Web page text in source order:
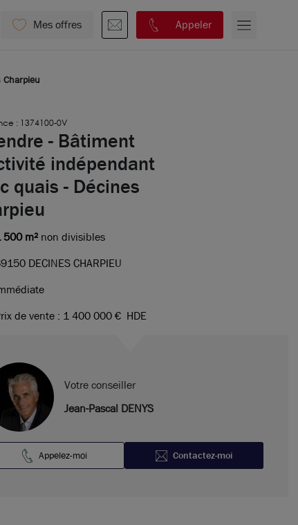
Mes offres Appeler
: 1374100-0V
- Bâtiment
indépendant
quais - Décines
500 m² non divisibles
DECINES CHARPIEU
de vente : 1 400 000 € HDE
Votre conseiller
Jean-Pascal DENYS
Appelez-moi Contactez-moi